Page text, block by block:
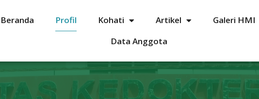
Beranda Profil Kohati Artikel
Galeri HMI
Data Anggota